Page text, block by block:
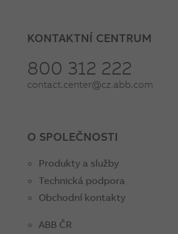
KONTAKTNÍ CENTRUM
800 312 222
contact.center@cz.abb.com
O SPOLEČNOSTI
Produkty a služby
Technická podpora
Obchodní kontakty
ABB ČR